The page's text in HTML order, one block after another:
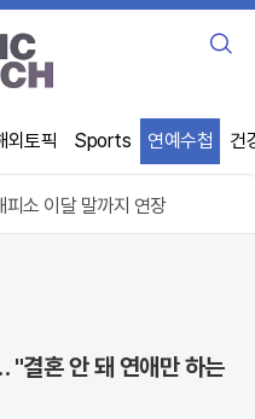
검
외토픽 Sports 연예수첩 건
자도생 전쟁 중
정에 '찬물'
소 이달 말까지 연장
자도생 전쟁 중
"결혼 안 돼 연애만 하는